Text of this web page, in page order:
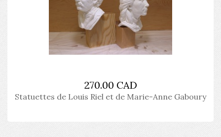
270.00 CAD
Statuettes de Louis Riel et de Marie-Anne Gaboury